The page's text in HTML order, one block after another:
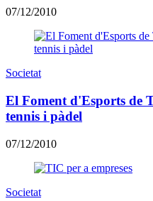
07/12/2010
Societat
El Foment d'Esports de
tennis i pàdel
07/12/2010
Societat